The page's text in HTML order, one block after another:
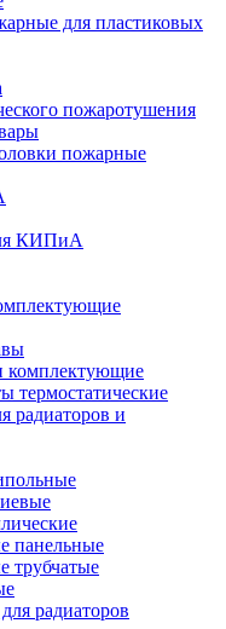
для пластиковых
пожаротушения
пожарные
КИПиА
комплектующие
термостатические
радиаторов и
панельные
трубчатые
радиаторов